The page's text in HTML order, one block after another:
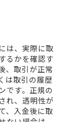
は、実際に取
るかを確認す
、取引が正常
は取引の履歴
です。正規の
れ、透明性が
、入金後に取